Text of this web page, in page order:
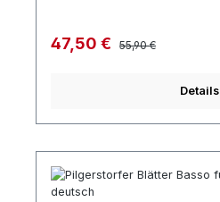
Verkaufspreis:
47,50 € Regulärer Preis:
55,90 €
Details